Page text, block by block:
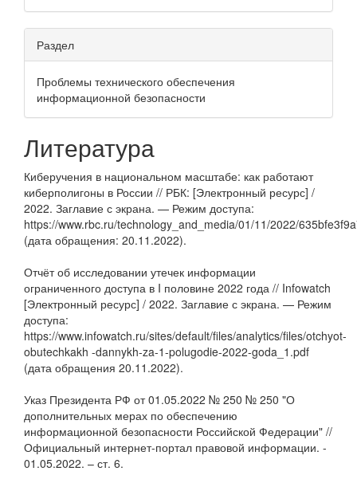
Раздел
Проблемы технического обеспечения
информационной безопасности
Литература
Киберучения в национальном масштабе: как работают
киберполигоны в России // РБК: [Электронный ресурс] /
2022. Заглавие с экрана. — Режим доступа:
https://www.rbc.ru/technology_and_media/01/11/2022/
(дата обращения: 20.11.2022).
Отчёт об исследовании утечек информации
ограниченного доступа в I половине 2022 года // Infowatch
[Электронный ресурс] / 2022. Заглавие с экрана. — Режим
доступа:
https://www.infowatch.ru/sites/default/files/analytics/files/otchyot-
obutechkakh -dannykh-za-1-polugodie-2022-goda_1.pdf
(дата обращения 20.11.2022).
Указ Президента РФ от 01.05.2022 № 250 № 250 "О
дополнительных мерах по обеспечению
информационной безопасности Российской Федерации" //
Официальный интернет-портал правовой информации. -
01.05.2022. – ст. 6.